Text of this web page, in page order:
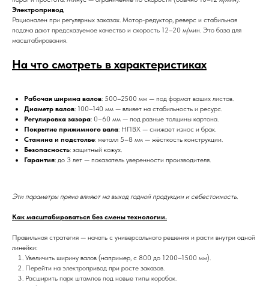
Электропривод
Рационален при регулярных заказах. Мотор-редуктор, реверс и стабильная
подача дают предсказуемое качество и скорость 12–20 м/мин. Это база для
масштабирования.
На что смотреть в характеристиках
Рабочая ширина валов: 500–2500 мм — под формат ваших листов.
Диаметр валов: 100–140 мм — влияет на стабильность и ресурс.
Регулировка зазора: 0–60 мм — под разные толщины картона.
Покрытие прижимного вала: НПВХ — снижает износ и брак.
Станина и подстолье: металл 5–8 мм — жёсткость конструкции.
Безопасность: защитный кожух.
Гарантия: до 3 лет — показатель уверенности производителя.
Эти параметры прямо влияют на выход годной продукции и себестоимость.
Как масштабироваться без смены технологии.
Правильная стратегия — начать с универсального решения и расти внутри одной
линейки:
Увеличить ширину валов (например, с 800 до 1200–1500 мм).
Перейти на электропривод при росте заказов.
Расширить парк штампов под новые типы коробок.